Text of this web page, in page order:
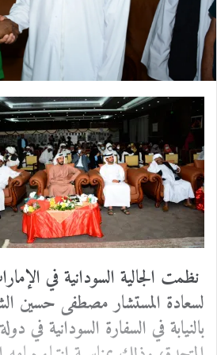
ت
ر
و
ن
ا
نظمت الجالية السودانية في
لسعادة المستشار مصطفى حسين
بالنيابة في السفارة السودانية في